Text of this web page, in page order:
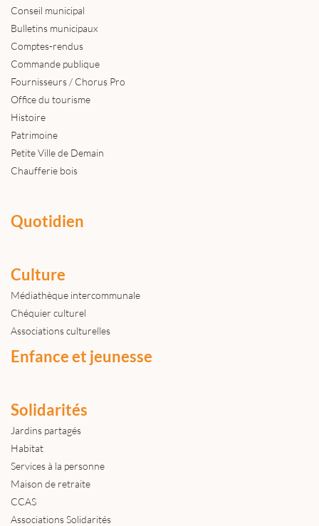
Conseil municipal
Bulletins municipaux
Comptes-rendus
Commande publique
Fournisseurs / Chorus Pro
Office du tourisme
Histoire
Patrimoine
Petite Ville de Demain
Chaufferie bois
Quotidien
Culture
Médiathèque intercommunale
Chéquier culturel
Associations culturelles
Enfance et jeunesse
Solidarités
Jardins partagés
Habitat
Services à la personne
Maison de retraite
CCAS
Associations Solidarités